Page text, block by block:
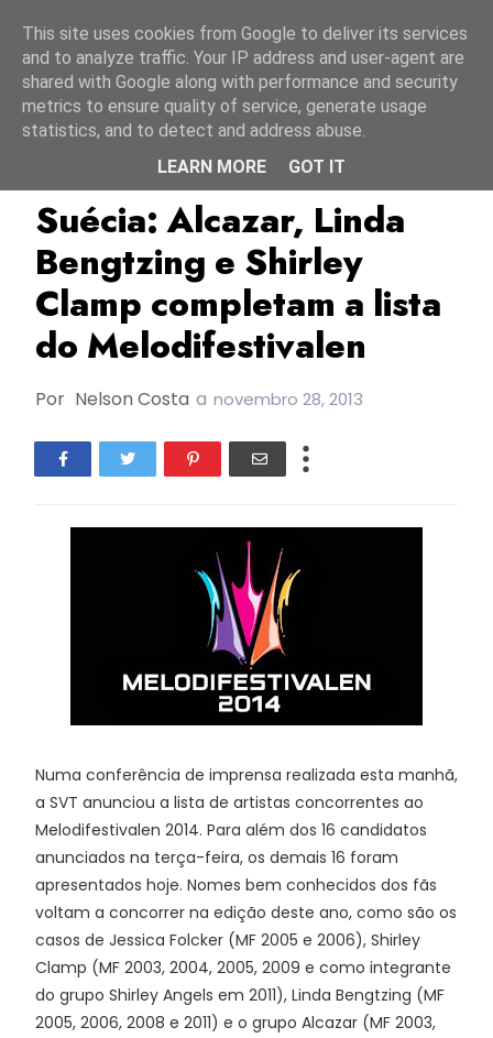
Suécia
Suécia: Alcazar, Linda
Bengtzing e Shirley
Clamp completam a lista
do Melodifestivalen
Por Nelson Costa a novembro 28, 2013
Numa conferência de imprensa realizada esta manhã,
a SVT anunciou a lista de artistas concorrentes ao
Melodifestivalen 2014. Para além dos 16 candidatos
anunciados na terça-feira, os demais 16 foram
apresentados hoje. Nomes bem conhecidos dos fãs
voltam a concorrer na edição deste ano, como são os
casos de Jessica Folcker (MF 2005 e 2006), Shirley
Clamp (MF 2003, 2004, 2005, 2009 e como integrante
do grupo Shirley Angels em 2011), Linda Bengtzing (MF
2005, 2006, 2008 e 2011) e o grupo Alcazar (MF 2003,
This site uses cookies from Google to deliver its services
and to analyze traffic. Your IP address and user-agent are
shared with Google along with performance and security
metrics to ensure quality of service, generate usage
statistics, and to detect and address abuse.
LEARN MORE
GOT IT